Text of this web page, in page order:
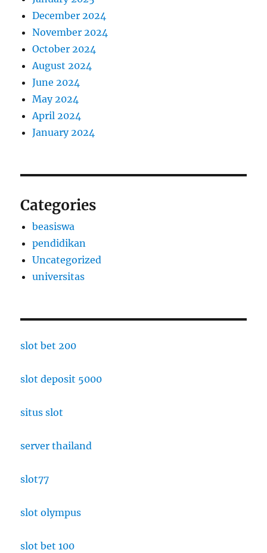
December 2024
November 2024
October 2024
August 2024
June 2024
May 2024
April 2024
January 2024
Categories
beasiswa
pendidikan
Uncategorized
universitas
slot bet 200
slot deposit 5000
situs slot
server thailand
slot77
slot olympus
slot bet 100